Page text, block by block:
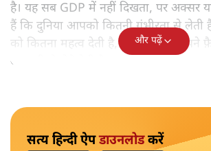
है। यह सब GDP में नहीं दिखता, पर अक्सर
हैं कि दुनिया आपको कितनी गंभीरता से
को कितना महत्व देती है, और आपको अपने
आज़ादी से लेने देती है।
और पढ़ें
सत्य हिन्दी ऐपडाउनलोडकरें